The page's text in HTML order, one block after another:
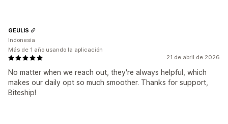
21 de abril de 2026
No matter when we reach out, they're always helpful, which
makes our daily opt so much smoother. Thanks for support,
Biteship!
GEULIS
Indonesia
Más de 1 año usando la aplicación